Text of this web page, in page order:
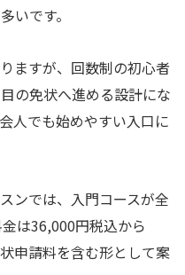
いです。
ますが、回数制の初心者
の免状へ進める設計にな
人でも始めやすい入口に
ンでは、入門コースが全
は36,000円税込から
申請料を含む形として案